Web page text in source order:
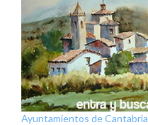
Ayuntamientos de Cantabria